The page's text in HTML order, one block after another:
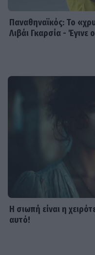
Παναθηναϊκός: Το
Λιβάι Γκαρσία - Έγινε
Η σιωπή είναι η
αυτό!